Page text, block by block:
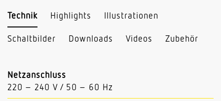
Technik Highlights Illustrationen
Schaltbilder Downloads Videos Zubehör
Netzanschluss
220 – 240 V / 50 – 60 Hz